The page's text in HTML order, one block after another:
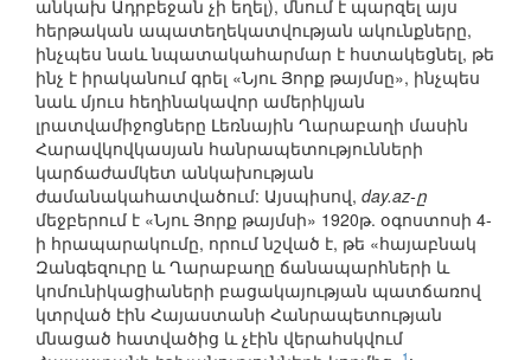
անկախ Ադրբեջան չի եղել), մնում է պարզել այս
հերթական ապատեղեկատվության ակունքները,
ինչպես նաև նպատակահարմար է հստակեցնել, թե
ինչ է իրականում գրել «Նյու Յորք թայմսը», ինչպես
նաև մյուս հեղինակավոր ամերիկյան
լրատվամիջոցները Լեռնային Ղարաբաղի մասին
Հարավկովկասյան հանրապետությունների
կարճաժամկետ անկախության
ժամանակահատվածում: Այսպիսով, day.az-ը
մեջբերում է «Նյու Յորք թայմսի» 1920թ. օգոստոսի 4-
ի հրապարակումը, որում նշված է, թե «հայաբնակ
Զանգեզուրը և Ղարաբաղը ճանապարհների և
կոմունիկացիաների բացակայության պատճառով
կտրված էին Հայաստանի Հանրապետության
մնացած հատվածից և չէին վերահսկվում